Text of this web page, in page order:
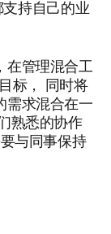
持自己的业
在管理混合工
标， 同时将
需求混合在一
熟悉的协作
与同事保持